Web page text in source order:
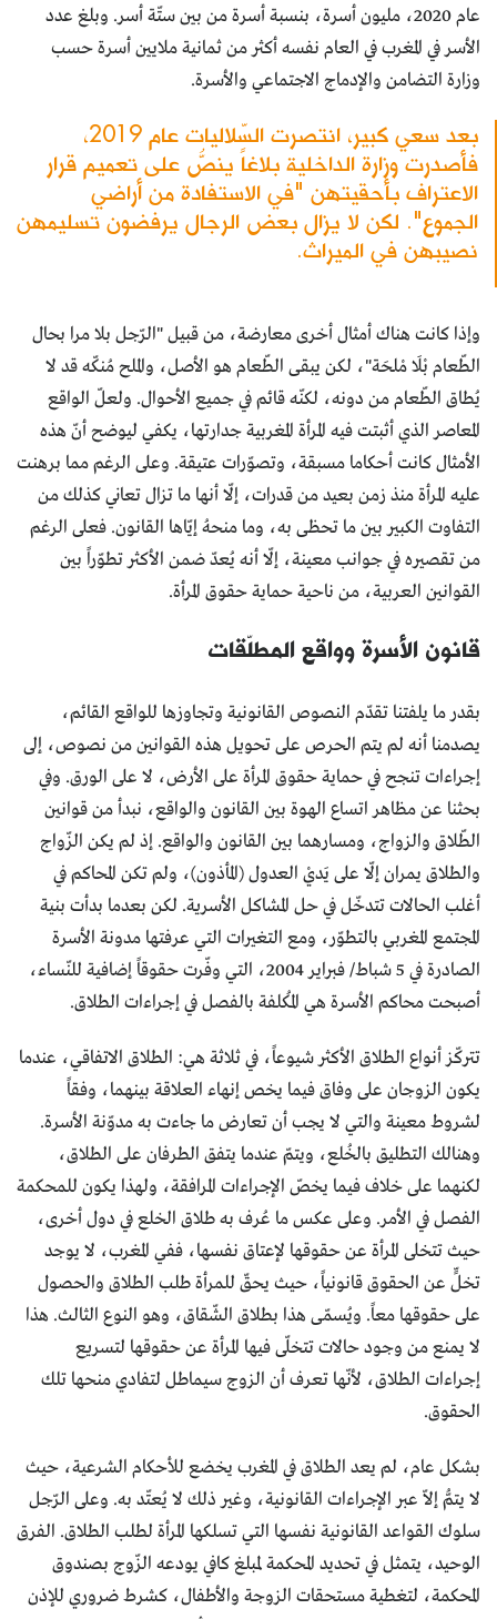
عام 2020، مليون أسرة، بنسبة أسرة من بين ستّة أسر. وبلغ عدد
الأسر في المغرب في العام نفسه أكثر من ثمانية ملايين أسرة حسب
وزارة التضامن والإدماج الاجتماعي والأسرة.
بعد سعي كبير، انتصرت السّلاليات عام 2019،
فأصدرت وزارة الداخلية بلاغاً ينصُّ على تعميم قرار
الاعتراف بأحقيتهن "في الاستفادة من أراضي
الجموع". لكن لا يزال بعض الرجال يرفضون تسليمهن
نصيبهن في الميراث.
وإذا كانت هناك أمثال أخرى معارضة، من قبيل "الرّجل بلا مرا بحال
الطّعام بْلَا مْلحَة"، لكن يبقى الطّعام هو الأصل، والملح مُنكّه قد لا
يُطاق الطّعام من دونه، لكنّه قائم في جميع الأحوال. ولعلّ الواقع
المعاصر الذي أثبتت فيه المرأة المغربية جدارتها، يكفي ليوضح أنّ هذه
الأمثال كانت أحكاما مسبقة، وتصوّرات عتيقة. وعلى الرغم مما برهنت
عليه المرأة منذ زمن بعيد من قدرات، إلّا أنها ما تزال تعاني كذلك من
التفاوت الكبير بين ما تحظى به، وما منحهُ إيّاها القانون. فعلى الرغم
من تقصيره في جوانب معينة، إلّا أنه يُعدّ ضمن الأكثر تطوّراً بين
القوانين العربية، من ناحية حماية حقوق المرأة.
قانون الأسرة وواقع المطلّقات
بقدر ما يلفتنا تقدّم النصوص القانونية وتجاوزها للواقع القائم،
يصدمنا أنه لم يتم الحرص على تحويل هذه القوانين من نصوص، إلى
إجراءات تنجح في حماية حقوق المرأة على الأرض، لا على الورق. وفي
بحثنا عن مظاهر اتساع الهوة بين القانون والواقع، نبدأ من قوانين
الطّلاق والزواج، ومسارهما بين القانون والواقع. إذ لم يكن الزّواج
والطلاق يمران إلّا على يَديْ العدول (المأذون)، ولم تكن المحاكم في
أغلب الحالات تتدخّل في حل المشاكل الأسرية. لكن بعدما بدأت بنية
المجتمع المغربي بالتطوّر، ومع التغيرات التي عرفتها مدونة الأسرة
الصادرة في 5 شباط/ فبراير 2004، التي وفّرت حقوقاً إضافية للنّساء،
أصبحت محاكم الأسرة هي المُكلفة بالفصل في إجراءات الطلاق.
تتركّز أنواع الطلاق الأكثر شيوعاً، في ثلاثة هي: الطلاق الاتفاقي، عندما
يكون الزوجان على وفاق فيما يخص إنهاء العلاقة بينهما، وفقاً
لشروط معينة والتي لا يجب أن تعارض ما جاءت به مدوّنة الأسرة.
وهنالك التطليق بالخُلع، ويتمّ عندما يتفق الطرفان على الطلاق،
لكنهما على خلاف فيما يخصّ الإجراءات المرافقة، ولهذا يكون للمحكمة
الفصل في الأمر. وعلى عكس ما عُرف به طلاق الخلع في دول أخرى،
حيث تتخلى المرأة عن حقوقها لإعتاق نفسها، ففي المغرب، لا يوجد
تخلٍّ عن الحقوق قانونياً، حيث يحقّ للمرأة طلب الطلاق والحصول
على حقوقها معاً. ويُسمّى هذا بطلاق الشّقاق، وهو النوع الثالث. هذا
لا يمنع من وجود حالات تتخلّى فيها المرأة عن حقوقها لتسريع
إجراءات الطلاق، لأنّها تعرف أن الزوج سيماطل لتفادي منحها تلك
الحقوق.
بشكل عام، لم يعد الطلاق في المغرب يخضع للأحكام الشرعية، حيث
لا يتمُّ إلاّ عبر الإجراءات القانونية، وغير ذلك لا يُعتّد به. وعلى الرّجل
سلوك القواعد القانونية نفسها التي تسلكها المرأة لطلب الطلاق. الفرق
الوحيد، يتمثل في تحديد المحكمة لمبلغ كافي يودعه الزّوج بصندوق
المحكمة، لتغطية مستحقات الزوجة والأطفال، كشرط ضروري للإذن